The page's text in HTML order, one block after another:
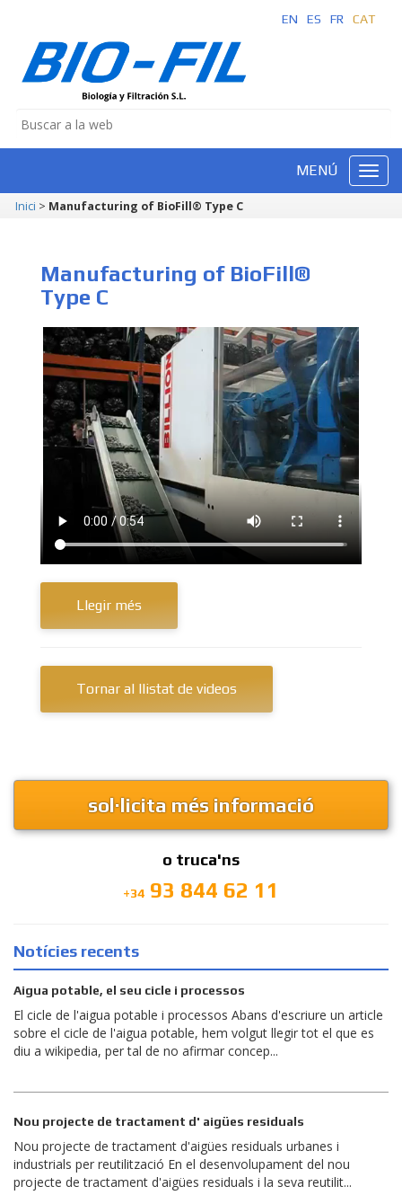
EN ES FR CAT
MENÚ
Inici > Manufacturing of BioFill® Type C
Manufacturing of BioFill®
Type C
Llegir més
Tornar al llistat de videos
sol·licita més informació
o truca'ns
+34 93 844 62 11
Notícies recents
Aigua potable, el seu cicle i processos
El cicle de l'aigua potable i processos Abans d'escriure un article
sobre el cicle de l'aigua potable, hem volgut llegir tot el que es
diu a wikipedia, per tal de no afirmar concep...
Nou projecte de tractament d' aigües residuals
Nou projecte de tractament d'aigües residuals urbanes i
industrials per reutilització En el desenvolupament del nou
projecte de tractament d'aigües residuals i la seva reutilit...